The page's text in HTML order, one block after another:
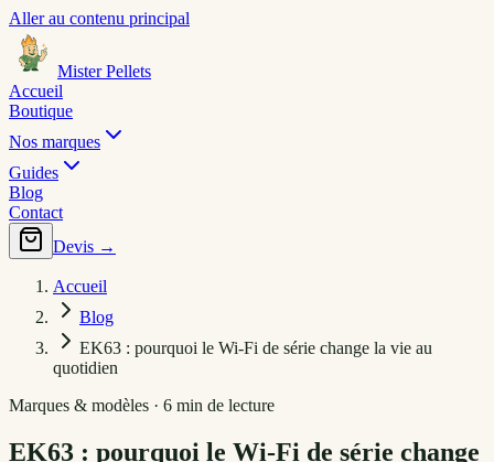
Aller au contenu principal
Mister Pellets
Accueil
Boutique
Nos marques
Guides
Blog
Contact
Devis →
Accueil
Blog
EK63 : pourquoi le Wi-Fi de série change la vie au
quotidien
Marques & modèles · 6 min de lecture
EK63 : pourquoi le Wi-Fi de série change